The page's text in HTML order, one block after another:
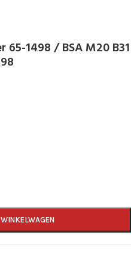
65-1498 / BSA M20 B31